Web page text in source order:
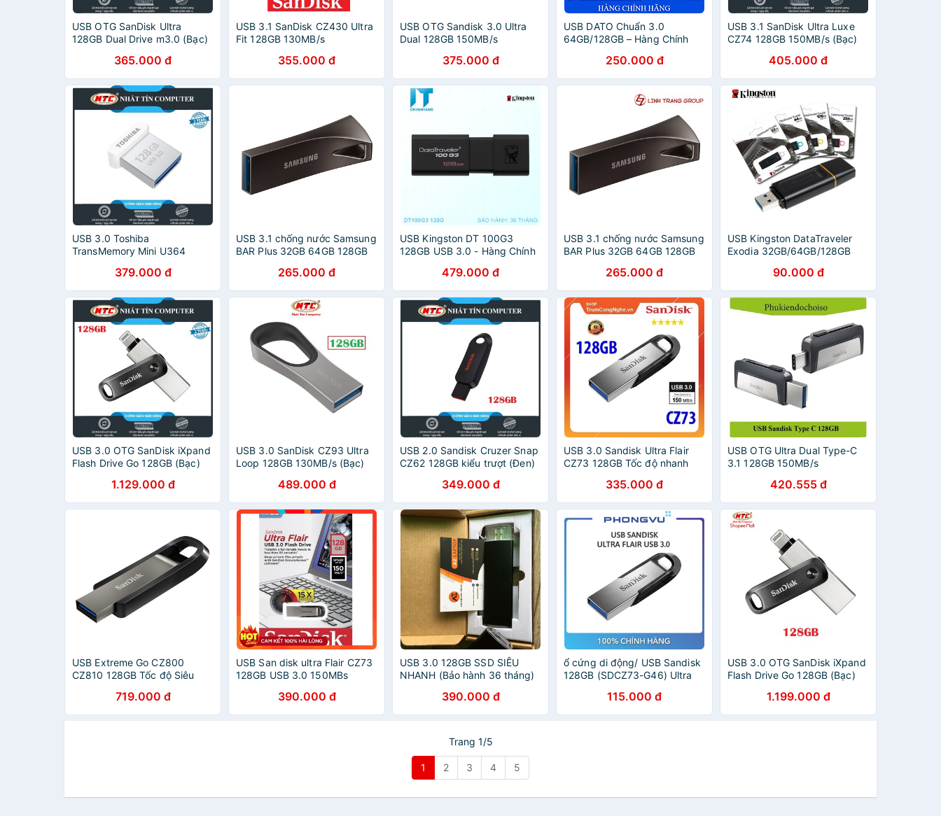
USB OTG SanDisk Ultra
128GB Dual Drive m3.0 (Bạc)
365.000 đ
USB 3.1 SanDisk CZ430 Ultra
Fit 128GB 130MB/s
355.000 đ
USB OTG Sandisk 3.0 Ultra
Dual 128GB 150MB/s
375.000 đ
USB DATO Chuẩn 3.0
64GB/128GB – Hàng Chính
250.000 đ
USB 3.1 SanDisk Ultra Luxe
CZ74 128GB 150MB/s (Bạc)
405.000 đ
USB 3.0 Toshiba
TransMemory Mini U364
379.000 đ
USB 3.1 chống nước Samsung
BAR Plus 32GB 64GB 128GB
265.000 đ
USB Kingston DT 100G3
128GB USB 3.0 - Hàng Chính
479.000 đ
USB 3.1 chống nước Samsung
BAR Plus 32GB 64GB 128GB
265.000 đ
USB Kingston DataTraveler
Exodia 32GB/64GB/128GB
90.000 đ
USB 3.0 OTG SanDisk iXpand
Flash Drive Go 128GB (Bạc)
1.129.000 đ
USB 3.0 SanDisk CZ93 Ultra
Loop 128GB 130MB/s (Bạc)
489.000 đ
USB 2.0 Sandisk Cruzer Snap
CZ62 128GB kiểu trượt (Đen)
349.000 đ
USB 3.0 Sandisk Ultra Flair
CZ73 128GB Tốc độ nhanh
335.000 đ
USB OTG Ultra Dual Type-C
3.1 128GB 150MB/s
420.555 đ
USB Extreme Go CZ800
CZ810 128GB Tốc độ Siêu
719.000 đ
USB San disk ultra Flair CZ73
128GB USB 3.0 150MBs
390.000 đ
USB 3.0 128GB SSD SIÊU
NHANH (Bảo hành 36 tháng)
390.000 đ
ổ cứng di động/ USB Sandisk
128GB (SDCZ73-G46) Ultra
115.000 đ
USB 3.0 OTG SanDisk iXpand
Flash Drive Go 128GB (Bạc)
1.199.000 đ
Trang 1/5
1 2 3 4 5